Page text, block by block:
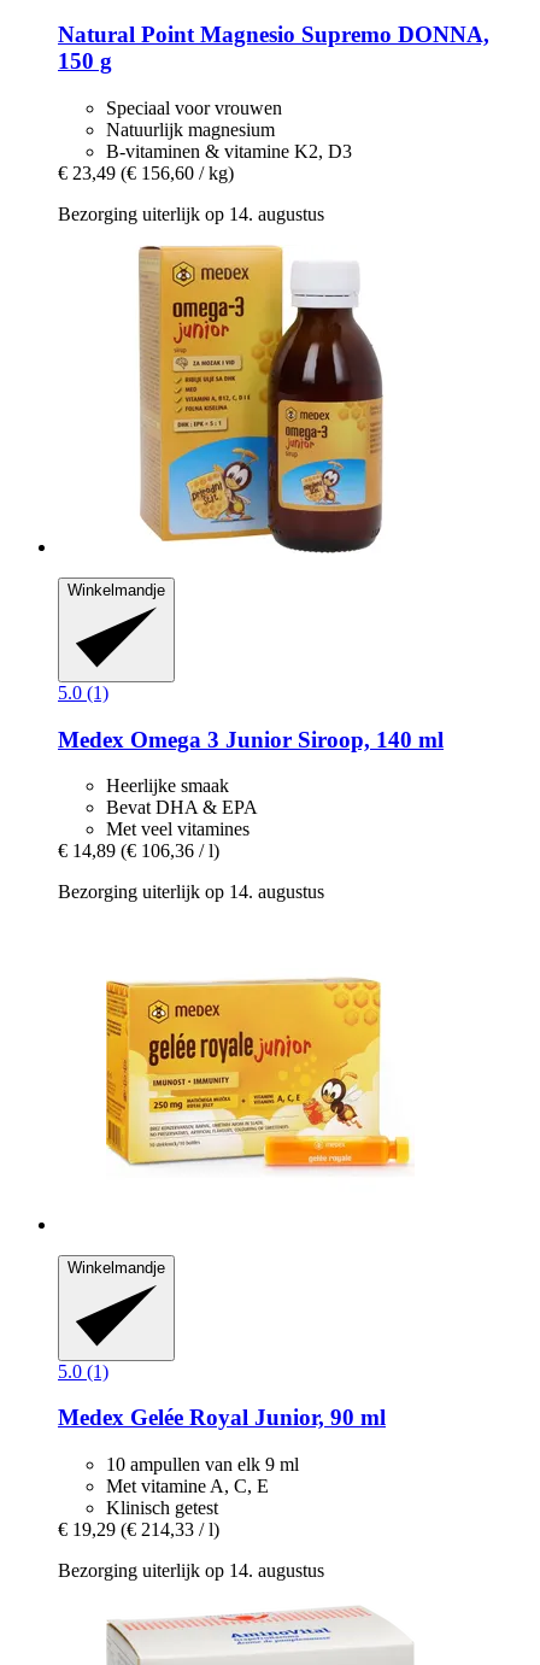
Natural Point Magnesio Supremo DONNA,
150 g
Speciaal voor vrouwen
Natuurlijk magnesium
B-vitaminen & vitamine K2, D3
€ 23,49 (€ 156,60 / kg)
Bezorging uiterlijk op 14. augustus
Winkelmandje
5.0 (1)
Medex Omega 3 Junior Siroop, 140 ml
Heerlijke smaak
Bevat DHA & EPA
Met veel vitamines
€ 14,89 (€ 106,36 / l)
Bezorging uiterlijk op 14. augustus
Winkelmandje
5.0 (1)
Medex Gelée Royal Junior, 90 ml
10 ampullen van elk 9 ml
Met vitamine A, C, E
Klinisch getest
€ 19,29 (€ 214,33 / l)
Bezorging uiterlijk op 14. augustus